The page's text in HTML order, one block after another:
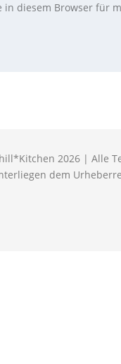
in diesem Browser für
2026 | Alle
dem